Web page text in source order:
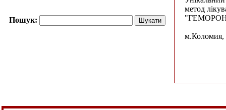
Пошук:
метод
м.Коломия,